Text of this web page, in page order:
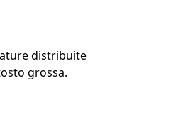
distribuite
grossa.